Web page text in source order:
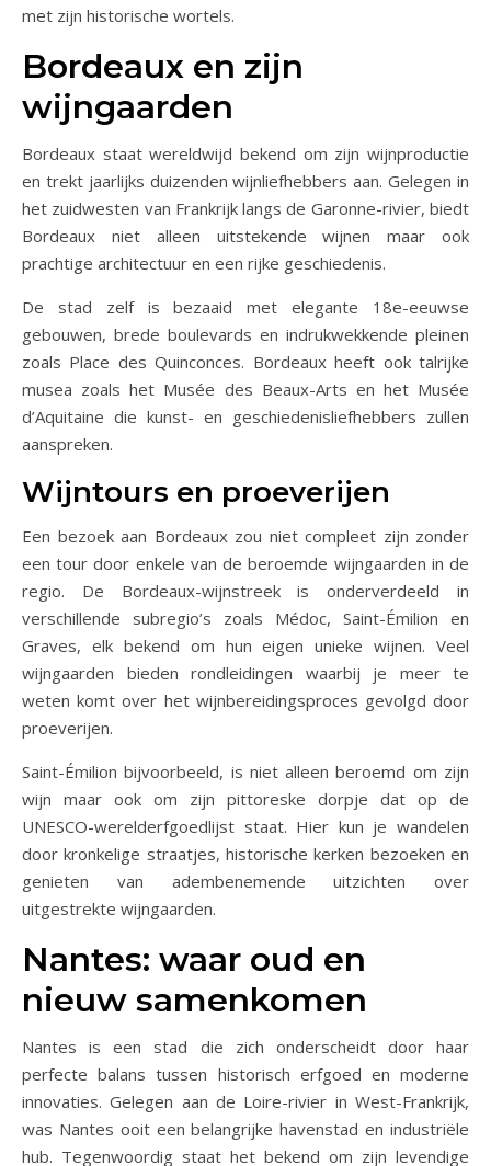
met zijn historische wortels.
Bordeaux en zijn
wijngaarden
Bordeaux staat wereldwijd bekend om zijn wijnproductie
en trekt jaarlijks duizenden wijnliefhebbers aan. Gelegen in
het zuidwesten van Frankrijk langs de Garonne-rivier, biedt
Bordeaux niet alleen uitstekende wijnen maar ook
prachtige architectuur en een rijke geschiedenis.
De stad zelf is bezaaid met elegante 18e-eeuwse
gebouwen, brede boulevards en indrukwekkende pleinen
zoals Place des Quinconces. Bordeaux heeft ook talrijke
musea zoals het Musée des Beaux-Arts en het Musée
d’Aquitaine die kunst- en geschiedenisliefhebbers zullen
aanspreken.
Wijntours en proeverijen
Een bezoek aan Bordeaux zou niet compleet zijn zonder
een tour door enkele van de beroemde wijngaarden in de
regio. De Bordeaux-wijnstreek is onderverdeeld in
verschillende subregio’s zoals Médoc, Saint-Émilion en
Graves, elk bekend om hun eigen unieke wijnen. Veel
wijngaarden bieden rondleidingen waarbij je meer te
weten komt over het wijnbereidingsproces gevolgd door
proeverijen.
Saint-Émilion bijvoorbeeld, is niet alleen beroemd om zijn
wijn maar ook om zijn pittoreske dorpje dat op de
UNESCO-werelderfgoedlijst staat. Hier kun je wandelen
door kronkelige straatjes, historische kerken bezoeken en
genieten van adembenemende uitzichten over
uitgestrekte wijngaarden.
Nantes: waar oud en
nieuw samenkomen
Nantes is een stad die zich onderscheidt door haar
perfecte balans tussen historisch erfgoed en moderne
innovaties. Gelegen aan de Loire-rivier in West-Frankrijk,
was Nantes ooit een belangrijke havenstad en industriële
hub. Tegenwoordig staat het bekend om zijn levendige